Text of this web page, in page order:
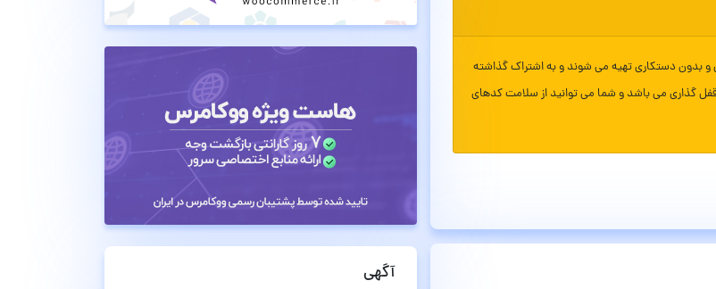
و بدون دستکاری تهیه می شوند و به اشتراک گذاشته
گذاری می باشد و شما می توانید از سلامت کدهای
آگهی